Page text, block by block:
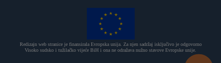
Redizajn web stranice je finansirala Evropska unija. Za njen sadržaj isključivo je odgovorno
Visoko sudsko i tužilačko vijeće BiH i ona ne odražava nužno stavove Evropske unije.